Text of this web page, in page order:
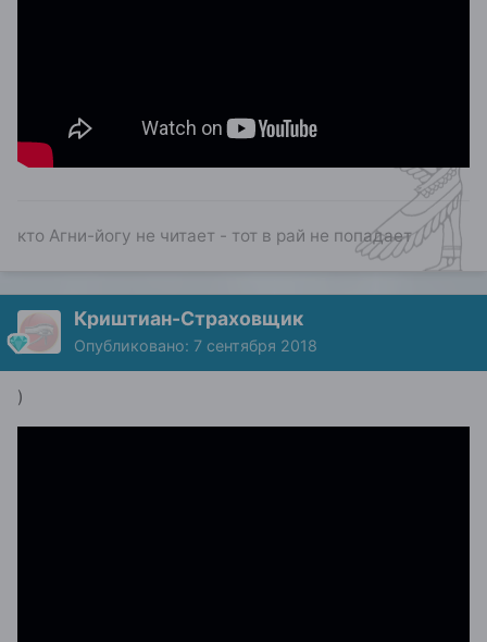
кто Агни-йогу не читает - тот в рай не попадает
Криштиан-Страховщик
Опубликовано: 7 сентября 2018
)